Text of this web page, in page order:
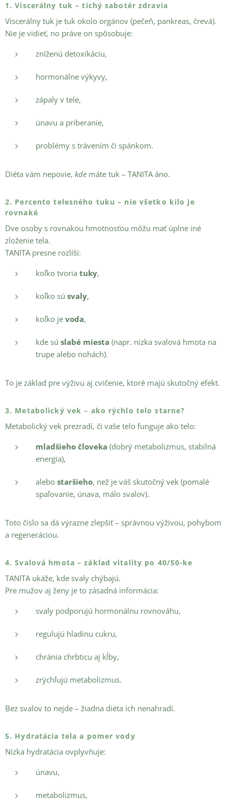
1. Viscerálny tuk – tichý sabotér zdravia
Viscerálny tuk je tuk okolo orgánov (pečeň, pankreas, črevá).
Nie je vidieť, no práve on spôsobuje:
zníženú detoxikáciu,
hormonálne výkyvy,
zápaly v tele,
únavu a priberanie,
problémy s trávením či spánkom.
Diéta vám nepovie, kde máte tuk – TANITA áno.
2. Percento telesného tuku – nie všetko kilo je
rovnaké
Dve osoby s rovnakou hmotnosťou môžu mať úplne iné
zloženie tela.
TANITA presne rozlíši:
koľko tvoria tuky,
koľko sú svaly,
koľko je voda,
kde sú slabé miesta (napr. nízka svalová hmota na
trupe alebo nohách).
To je základ pre výživu aj cvičenie, ktoré majú skutočný efekt.
3. Metabolický vek – ako rýchlo telo starne?
Metabolický vek prezradí, či vaše telo funguje ako telo:
mladšieho človeka (dobrý metabolizmus, stabilná
energia),
alebo staršieho, než je váš skutočný vek (pomalé
spaľovanie, únava, málo svalov).
Toto číslo sa dá výrazne zlepšiť – správnou výživou, pohybom
a regeneráciou.
4. Svalová hmota – základ vitality po 40/50-ke
TANITA ukáže, kde svaly chýbajú.
Pre mužov aj ženy je to zásadná informácia:
svaly podporujú hormonálnu rovnováhu,
regulujú hladinu cukru,
chránia chrbticu aj kĺby,
zrýchľujú metabolizmus.
Bez svalov to nejde – žiadna diéta ich nenahradí.
5. Hydratácia tela a pomer vody
Nízka hydratácia ovplyvňuje:
únavu,
metabolizmus,